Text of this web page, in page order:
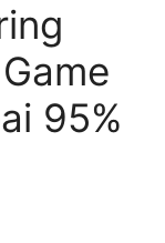
95%